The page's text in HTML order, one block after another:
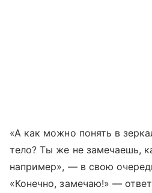
«А как можно понять в
тело? Ты же не замечаешь,
например», — в свою
«Конечно, замечаю!» —